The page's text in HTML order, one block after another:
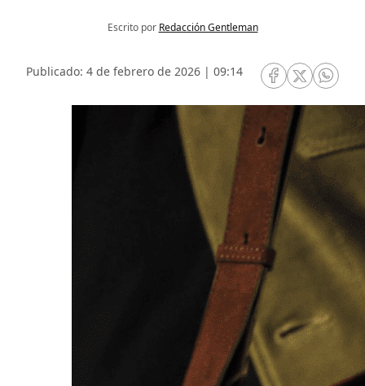
Escrito por Redacción Gentleman
Publicado: 4 de febrero de 2026 | 09:14
RRSS Facebook
RRSSRRSS